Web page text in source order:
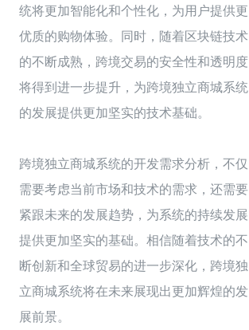
统将更加智能化和个性化，为用户提供更
优质的购物体验。同时，随着区块链技术
的不断成熟，跨境交易的安全性和透明度
将得到进一步提升，为跨境独立商城系统
的发展提供更加坚实的技术基础。
跨境独立商城系统的开发需求分析，不仅
需要考虑当前市场和技术的需求，还需要
紧跟未来的发展趋势，为系统的持续发展
提供更加坚实的基础。相信随着技术的不
断创新和全球贸易的进一步深化，跨境独
立商城系统将在未来展现出更加辉煌的发
展前景。